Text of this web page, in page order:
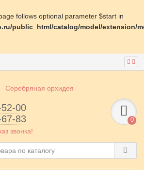
follows optional parameter $start in
public_html/catalog/model/extension/
00
83
звонка!
0